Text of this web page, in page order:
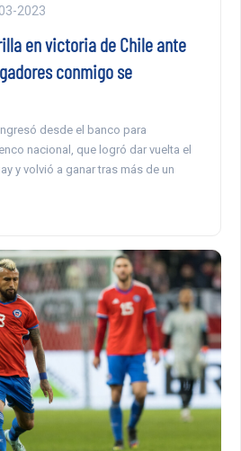
2023
en victoria de Chile ante
conmigo se
desde el banco para
nacional, que logró dar vuelta el
y volvió a ganar tras más de un